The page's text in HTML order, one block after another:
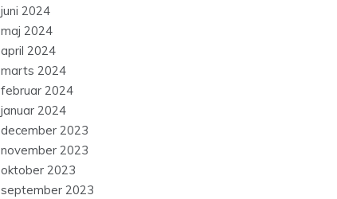
juni 2024
maj 2024
april 2024
marts 2024
februar 2024
januar 2024
december 2023
november 2023
oktober 2023
september 2023